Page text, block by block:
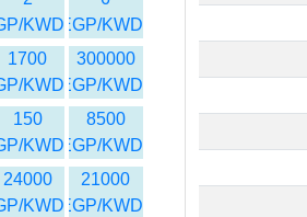
EGP/KWD
KWD
300000
EGP/KWD
1700
KWD
8500
EGP/KWD
150
KWD
21000
EGP/KWD
24000
KWD